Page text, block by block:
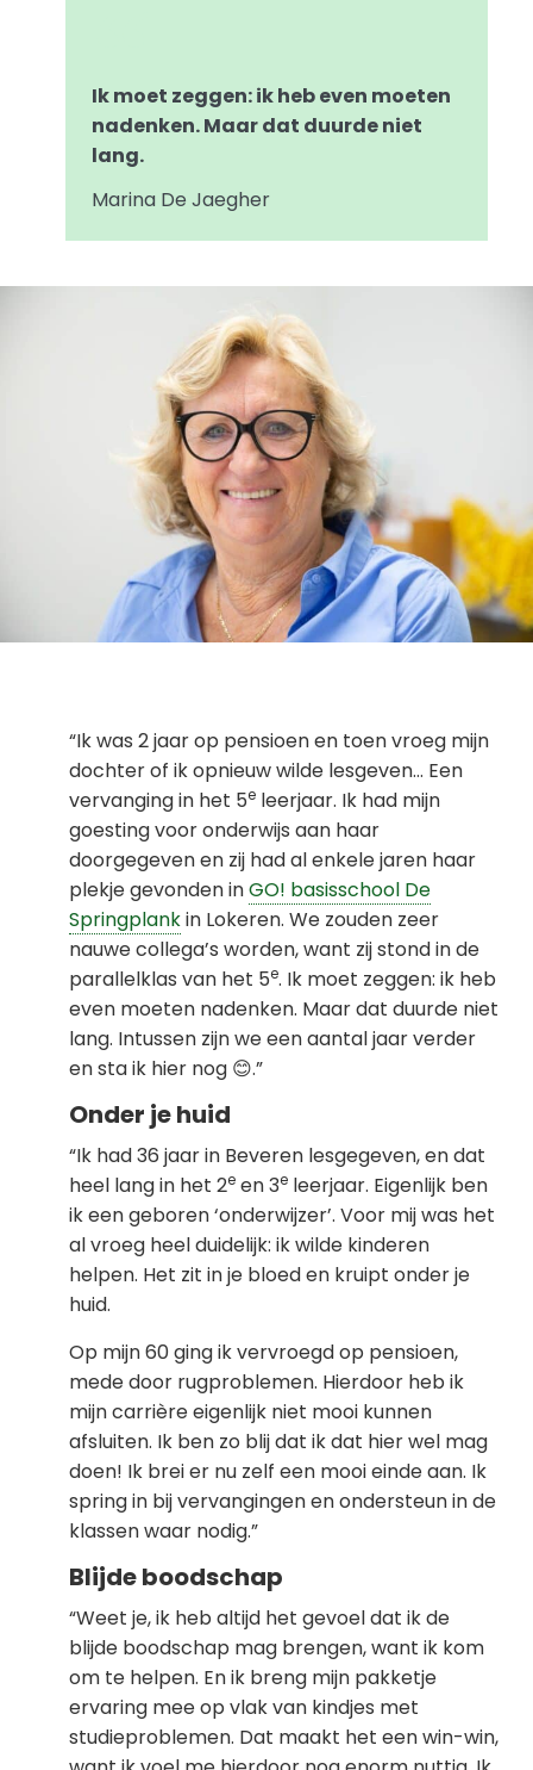
Ik moet zeggen: ik heb even moeten
nadenken. Maar dat duurde niet
lang.
Marina De Jaegher
“Ik was 2 jaar op pensioen en toen vroeg mijn
dochter of ik opnieuw wilde lesgeven… Een
vervanging in het 5e leerjaar. Ik had mijn
goesting voor onderwijs aan haar
doorgegeven en zij had al enkele jaren haar
plekje gevonden inGO! basisschool De
Springplankin Lokeren. We zouden zeer
nauwe collega’s worden, want zij stond in de
parallelklas van het 5e. Ik moet zeggen: ik heb
even moeten nadenken. Maar dat duurde niet
lang. Intussen zijn we een aantal jaar verder
en sta ik hier nog 😊.”
Onder je huid
“Ik had 36 jaar in Beveren lesgegeven, en dat
heel lang in het 2e en 3e leerjaar. Eigenlijk ben
ik een geboren ‘onderwijzer’. Voor mij was het
al vroeg heel duidelijk: ik wilde kinderen
helpen. Het zit in je bloed en kruipt onder je
huid.
Op mijn 60 ging ik vervroegd op pensioen,
mede door rugproblemen. Hierdoor heb ik
mijn carrière eigenlijk niet mooi kunnen
afsluiten. Ik ben zo blij dat ik dat hier wel mag
doen! Ik brei er nu zelf een mooi einde aan. Ik
spring in bij vervangingen en ondersteun in de
klassen waar nodig.”
Blijde boodschap
“Weet je, ik heb altijd het gevoel dat ik de
blijde boodschap mag brengen, want ik kom
om te helpen. En ik breng mijn pakketje
ervaring mee op vlak van kindjes met
studieproblemen. Dat maakt het een win-win,